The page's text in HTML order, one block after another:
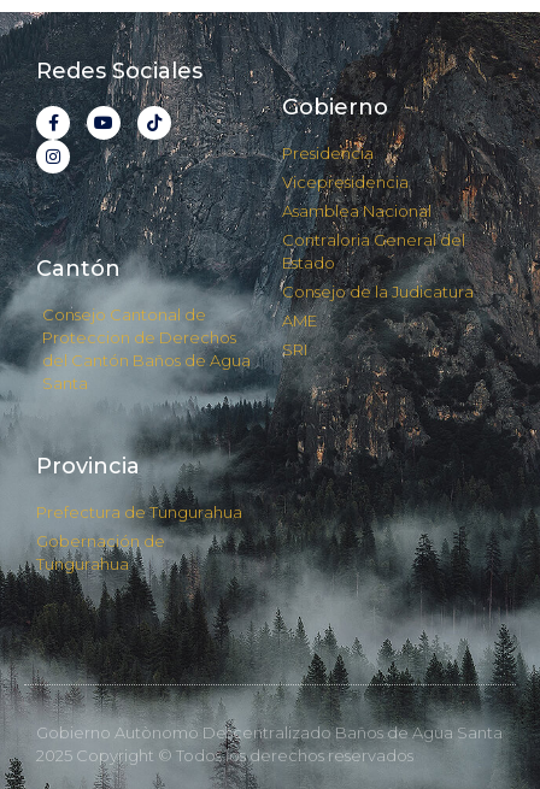
Redes Sociales
Cantón
Consejo Cantonal de
Proteccion de Derechos
del Cantón Baños de Agua
Santa
Gobierno
Presidencia
Vicepresidencia
Asamblea Nacional
Contraloria General del
Estado
Consejo de la Judicatura
AME
SRI
Provincia
Prefectura de Tungurahua
Gobernación de
Tungurahua
Gobierno Autònomo Descentralizado Baños de Agua Santa
2025 Copyright © Todos los derechos reservados